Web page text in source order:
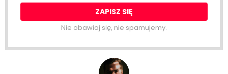
Nie obawiaj się, nie spamujemy.